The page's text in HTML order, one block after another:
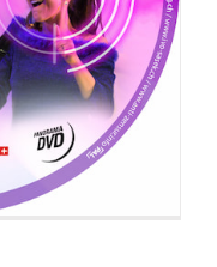
= Beziehung